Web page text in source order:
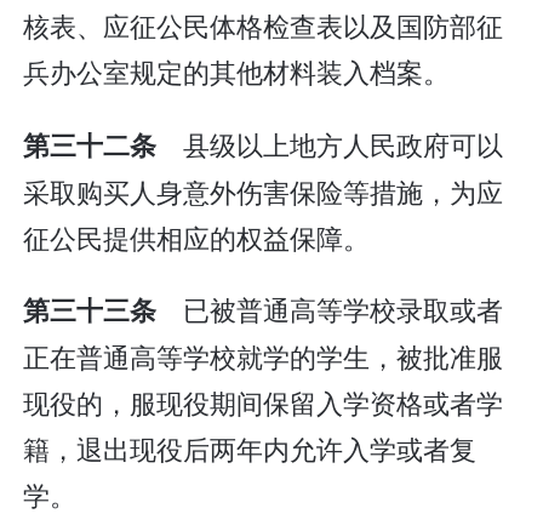
核表、应征公民体格检查表以及国防部征
兵办公室规定的其他材料装入档案。
第三十二条 县级以上地方人民政府可以
采取购买人身意外伤害保险等措施，为应
征公民提供相应的权益保障。
第三十三条 已被普通高等学校录取或者
正在普通高等学校就学的学生，被批准服
现役的，服现役期间保留入学资格或者学
籍，退出现役后两年内允许入学或者复
学。